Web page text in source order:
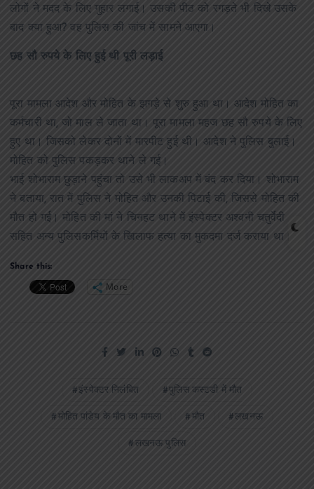
लोगों ने मदद के लिए गुहार लगाई। उसकी पीठ को रगड़ते भी दिखे उसके
बाद क्या हुआ? वह पुलिस की जांच में सामने आएगा।
छह सौ रुपये के लिए हुई थी पूरी लड़ाई
पूरा मामला आदेश और मोहित के झगड़े से शुरु हुआ था। आदेश मोहित का
कर्मचारी था, जो माल ले जाता था। पूरा मामला महज छह सौ रुपये के लिए
हुए था। जिसको लेकर दोनों में मारपीट हुई थी। आदेश ने पुलिस बुलाई।
मोहित को पुलिस पकड़कर थाने ले गई।
भाई शोभाराम छुड़ाने पहुंचा तो उसे भी लाकअप में बंद कर दिया। शोभाराम
ने बताया, रात में पुलिस ने मोहित और उनकी पिटाई की, जिससे मोहित की
मौत हो गई। मोहित की मां ने चिनहट थाने में इंस्पेक्टर अश्वनी चतुर्वेदी
सहित अन्य पुलिसकर्मियों के खिलाफ हत्या का मुकदमा दर्ज कराया था।
Share this:
More
इंस्पेक्टर निलंबित पुलिस कस्टडी में मौत
मोहित पांडेय के मौत का मामला मौत लखनऊ
लखनऊ पुलिस